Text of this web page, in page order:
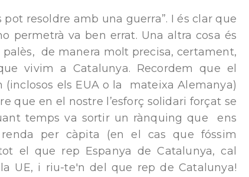
resoldre amb una guerra”. I és clar que
permetrà va ben errat. Una altra cosa és
de manera molt precisa, certament,
vivim a Catalunya. Recordem que el
els EUA o la mateixa Alemanya)
que en el nostre l’esforç solidari forçat se
temps va sortir un rànquing que ens
per càpita (en el cas que fóssim
el que rep Espanya de Catalunya, cal
UE, i riu-te'n del que rep de Catalunya!